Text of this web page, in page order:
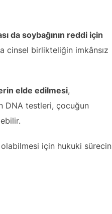
da soybağının reddi için
cinsel birlikteliğin imkânsız
elde edilmesi,
DNA testleri, çocuğun
olabilmesi için hukuki sürecin